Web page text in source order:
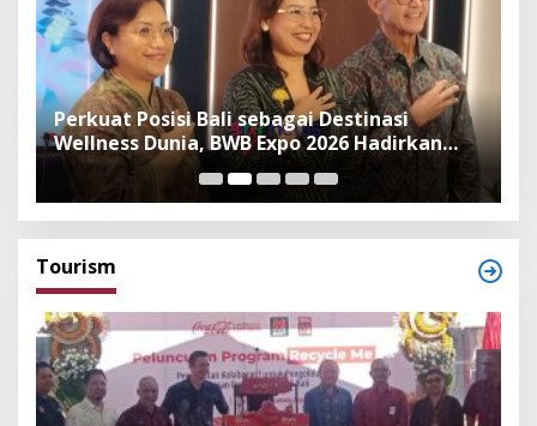
Perkuat Posisi Bali sebagai Destinasi
Wellness Dunia, BWB Expo 2026 Hadirkan
Exhibitor Nasional dan Global
Tourism